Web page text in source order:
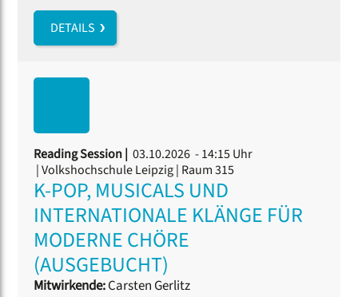
DETAILS
Reading Session | 03.10.2026 - 14:15 Uhr
| Volkshochschule Leipzig | Raum 315
K-POP, MUSICALS UND
INTERNATIONALE KLÄNGE FÜR
MODERNE CHÖRE
(AUSGEBUCHT)
Mitwirkende:Carsten Gerlitz